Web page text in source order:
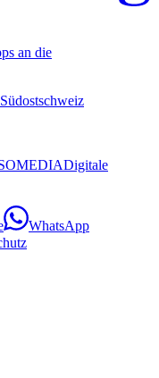
an die
Südostschweiz
Digitale
WhatsApp